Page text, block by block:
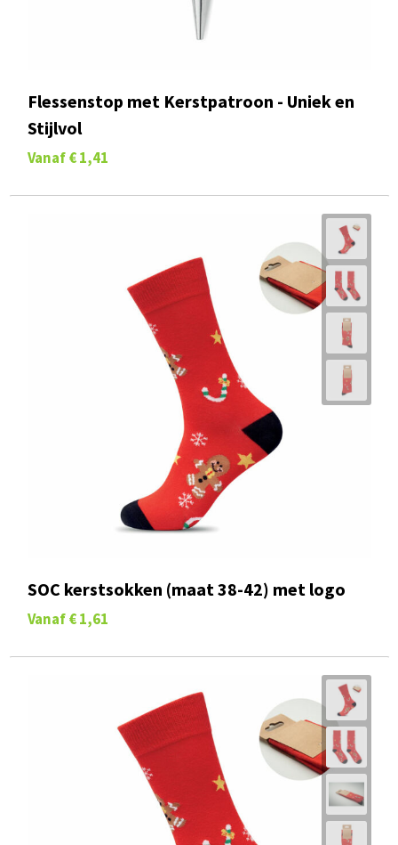
Flessenstop met Kerstpatroon - Uniek en
Stijlvol
Vanaf € 1,41
SOC kerstsokken (maat 38-42) met logo
Vanaf € 1,61